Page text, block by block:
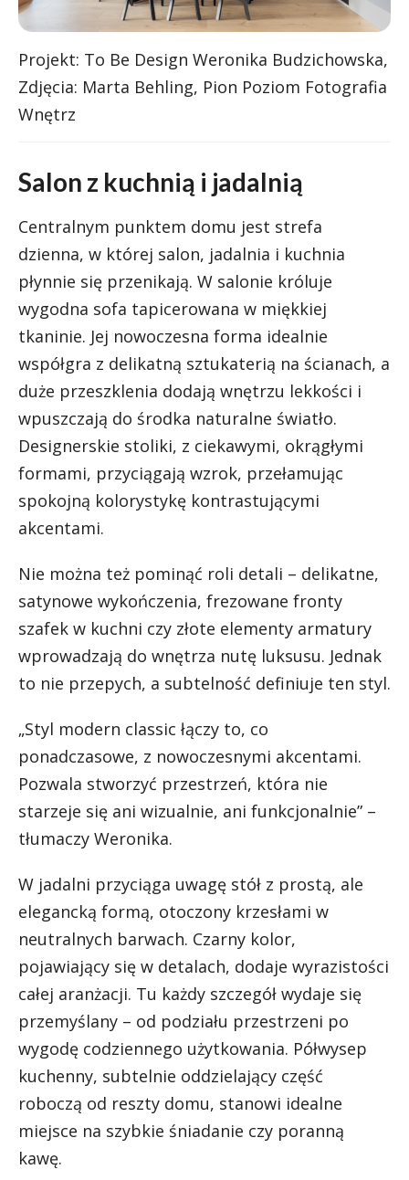
Projekt: To Be Design Weronika Budzichowska,
Zdjęcia: Marta Behling, Pion Poziom Fotografia
Wnętrz
Salon z kuchnią i jadalnią
Centralnym punktem domu jest strefa
dzienna, w której salon, jadalnia i kuchnia
płynnie się przenikają. W salonie króluje
wygodna sofa tapicerowana w miękkiej
tkaninie. Jej nowoczesna forma idealnie
współgra z delikatną sztukaterią na ścianach, a
duże przeszklenia dodają wnętrzu lekkości i
wpuszczają do środka naturalne światło.
Designerskie stoliki, z ciekawymi, okrągłymi
formami, przyciągają wzrok, przełamując
spokojną kolorystykę kontrastującymi
akcentami.
Nie można też pominąć roli detali – delikatne,
satynowe wykończenia, frezowane fronty
szafek w kuchni czy złote elementy armatury
wprowadzają do wnętrza nutę luksusu. Jednak
to nie przepych, a subtelność definiuje ten styl.
„Styl modern classic łączy to, co
ponadczasowe, z nowoczesnymi akcentami.
Pozwala stworzyć przestrzeń, która nie
starzeje się ani wizualnie, ani funkcjonalnie” –
tłumaczy Weronika.
W jadalni przyciąga uwagę stół z prostą, ale
elegancką formą, otoczony krzesłami w
neutralnych barwach. Czarny kolor,
pojawiający się w detalach, dodaje wyrazistości
całej aranżacji. Tu każdy szczegół wydaje się
przemyślany – od podziału przestrzeni po
wygodę codziennego użytkowania. Półwysep
kuchenny, subtelnie oddzielający część
roboczą od reszty domu, stanowi idealne
miejsce na szybkie śniadanie czy poranną
kawę.